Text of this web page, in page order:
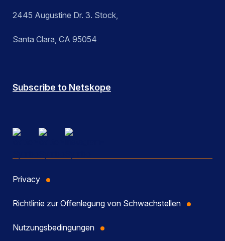
2445 Augustine Dr. 3. Stock,
Santa Clara, CA 95054
Subscribe to Netskope
Privacy
Richtlinie zur Offenlegung von Schwachstellen
Nutzungsbedingungen